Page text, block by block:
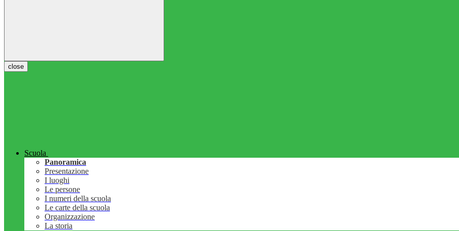
close
Scuola
Panoramica
Presentazione
I luoghi
Le persone
I numeri della scuola
Le carte della scuola
Organizzazione
La storia